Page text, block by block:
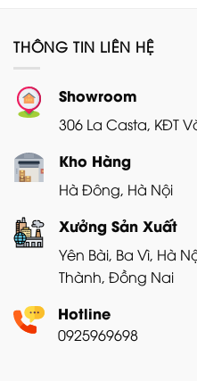
THÔNG TIN LIÊN HỆ
Showroom
306 La Casta, KĐT
Kho Hàng
Hà Đông, Hà Nội
Xưởng Sản Xuất
Yên Bài, Ba Vì, Hà
Thành, Đồng Nai
Hotline
0925969698